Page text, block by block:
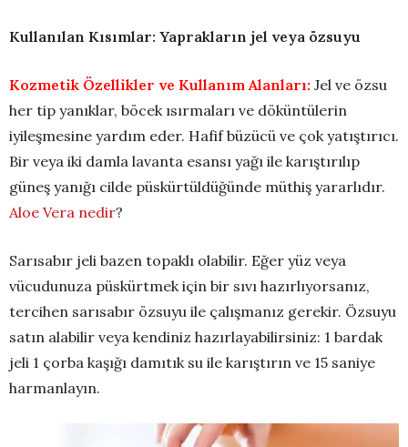
Kullanılan Kısımlar: Yaprakların jel veya özsuyu
Kozmetik Özellikler ve Kullanım Alanları: Jel ve özsu
her tip yanıklar, böcek ısırmaları ve döküntülerin
iyileşmesine yardım eder. Hafif büzücü ve çok yatıştırıcı.
Bir veya iki damla lavanta esansı yağı ile karıştırılıp
güneş yanığı cilde püskürtüldüğünde müthiş yararlıdır.
Aloe Vera nedir?
Sarısabır jeli bazen topaklı olabilir. Eğer yüz veya
vücudunuza püskürtmek için bir sıvı hazırlıyorsanız,
tercihen sarısabır özsuyu ile çalışmanız gerekir. Özsuyu
satın alabilir veya kendiniz hazırlayabilirsiniz: 1 bardak
jeli 1 çorba kaşığı damıtık su ile karıştırın ve 15 saniye
harmanlayın.